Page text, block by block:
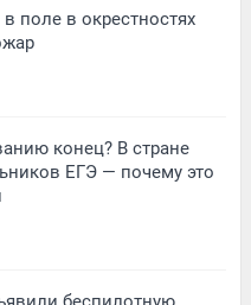
поле в окрестностях
конец? В стране
ЕГЭ — почему это